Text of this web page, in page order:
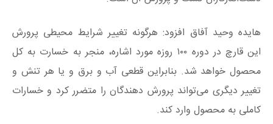
هایده وحید آفاق افزود: هرگونه تغییر شرایط محیطی پرورش
این قارچ در دوره ۱۰۰ روزه مورد اشاره، منجر به خسارت به کل
محصول خواهد شد. بنابراین قطعی آب و برق و یا هر تنش و
تغییر دیگری می‌تواند پرورش دهندگان را متضرر کرد و خسارات
کاملی به محصول وارد کند.